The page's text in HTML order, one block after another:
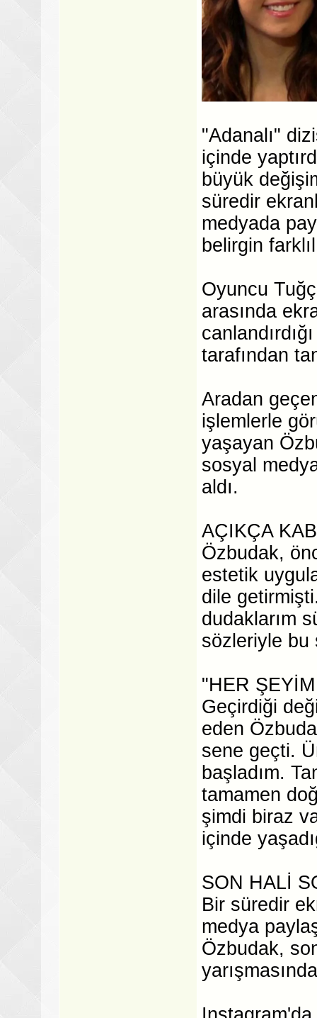
"Adanalı"
içinde
büyük
süredir
medyada
belirgin
Oyuncu
arasında
tarafından
Aradan
işlemlerle
yaşayan
sosyal
aldı.
AÇIKÇA
Özbudak,
estetik
dile
dudaklarım
sözleriyle bu
"HER
Geçirdiği
eden
sene geçti.
başladım.
tamamen
şimdi biraz
içinde
SON HALİ
Bir süredir
medya
Özbudak,